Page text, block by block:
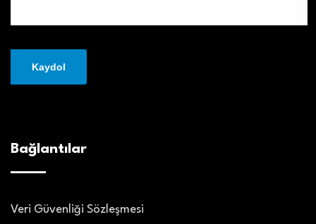
Bağlantılar
Veri Güvenliği Sözleşmesi